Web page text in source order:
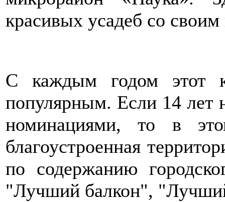
красивых усадеб со
С каждым годом этот
популярным. Если 14 лет
номинациями, то в
благоустроенная
по содержанию
"Лучший балкон",